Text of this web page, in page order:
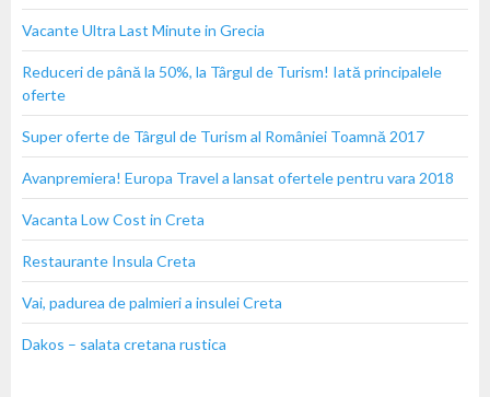
Vacante Ultra Last Minute in Grecia
Reduceri de până la 50%, la Târgul de Turism! Iată principalele
oferte
Super oferte de Târgul de Turism al României Toamnă 2017
Avanpremiera! Europa Travel a lansat ofertele pentru vara 2018
Vacanta Low Cost in Creta
Restaurante Insula Creta
Vai, padurea de palmieri a insulei Creta
Dakos – salata cretana rustica